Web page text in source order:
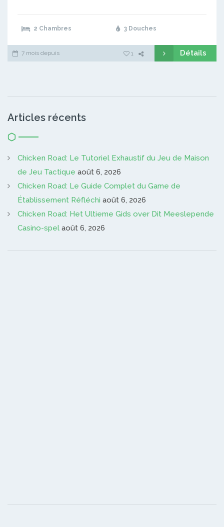
2 Chambres 3 Douches
7 mois depuis 1 Détails
Articles récents
Chicken Road: Le Tutoriel Exhaustif du Jeu de Maison
de Jeu Tactique août 6, 2026
Chicken Road: Le Guide Complet du Game de
Établissement Réfléchi août 6, 2026
Chicken Road: Het Ultieme Gids over Dit Meeslepende
Casino-spel août 6, 2026